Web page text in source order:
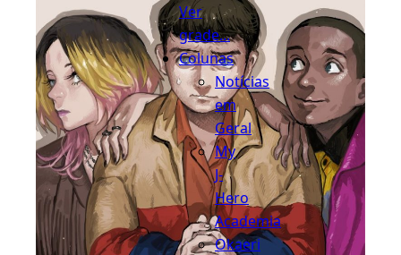
Ver
grade...
Colunas
Notícias
em
Geral
My
J-
Hero
Academia
Okaeri